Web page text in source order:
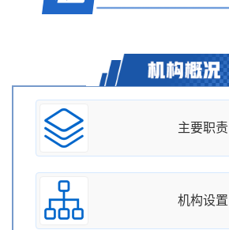
主要职责
机构设置